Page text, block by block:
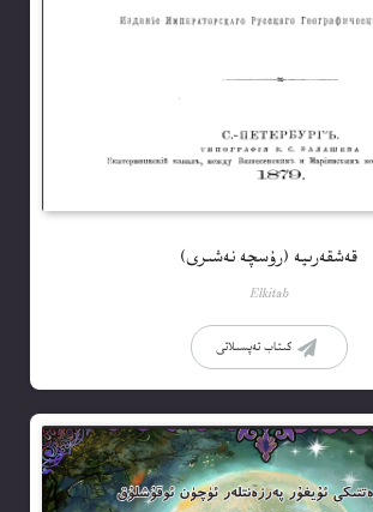
قەشقەرىيە (رۇسچە نەشىرى)
Elkitab
كىتاب تەپسىلاتى